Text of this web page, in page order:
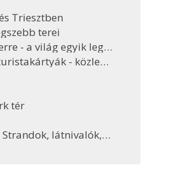
Triesztben
terei
világ egyik legszebb partszakasza
- közlekedés Velencében
tér
látnivalók, kirándulóhelyek